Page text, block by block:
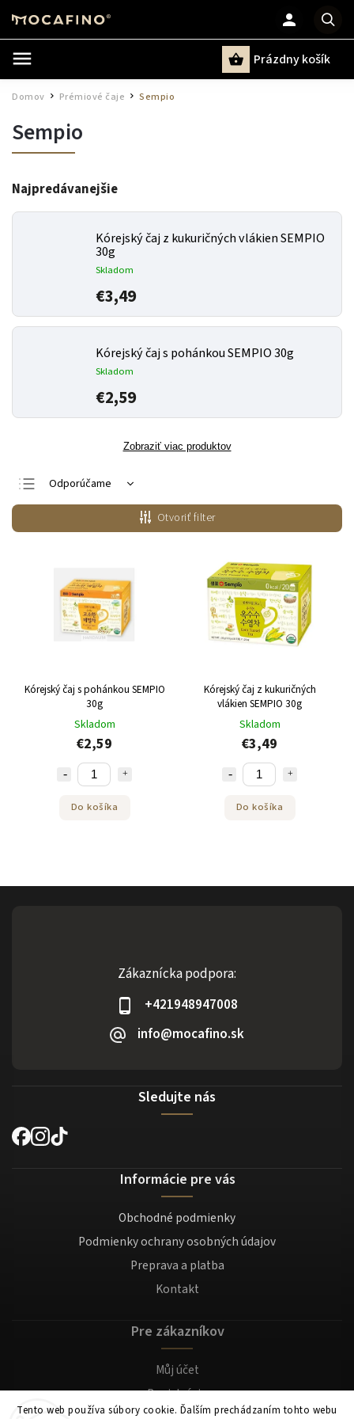
Tento web používa súbory cookie. Ďalším prechádzaním tohto webu
Prázdny košík
Domov Prémiové čaje / Sempio
Sempio
Najpredávanejšie
Kórejský čaj z kukuričných vlákien SEMPIO
30g
Skladom
€3,49
Kórejský čaj s pohánkou SEMPIO 30g
Skladom
€2,59
Zobraziť viac produktov
Odporúčame
Najlacnejšie
Najdrahšie
Abecedne
Otvoriť filter
Kórejský čaj s pohánkou SEMPIO
30g
Skladom
€2,59
Do košíka
Kórejský čaj z kukuričných
vlákien SEMPIO 30g
Skladom
€3,49
Do košíka
Zákaznícka podpora:
+421948947008
info@mocafino.sk
Sledujte nás
Informácie pre vás
Obchodné podmienky
Podmienky ochrany osobných údajov
Preprava a platba
Kontakt
Pre zákazníkov
Můj účet
Registrácia